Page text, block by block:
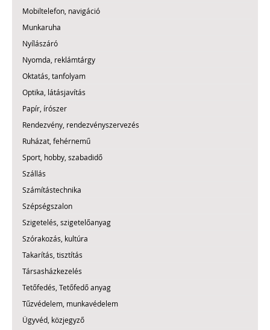
Mobiltelefon, navigáció
Munkaruha
Nyílászáró
Nyomda, reklámtárgy
Oktatás, tanfolyam
Optika, látásjavítás
Papír, írószer
Rendezvény, rendezvényszervezés
Ruházat, fehérnemű
Sport, hobby, szabadidő
Szállás
Számítástechnika
Szépségszalon
Szigetelés, szigetelőanyag
Szórakozás, kultúra
Takarítás, tisztítás
Társasházkezelés
Tetőfedés, Tetőfedő anyag
Tűzvédelem, munkavédelem
Ügyvéd, közjegyző